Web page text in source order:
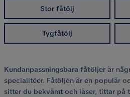
Stor fåtölj
Tygfåtölj
Kundanpassningsbara fåtöljer är
specialitéer. Fåtöljen är en populär
sitter du bekvämt och läser, tittar på